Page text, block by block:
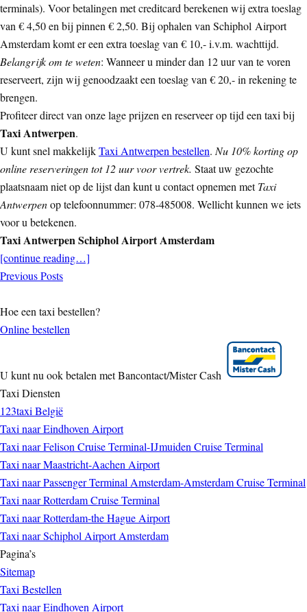
terminals). Voor betalingen met creditcard berekenen wij extra toeslag
van € 4,50 en bij pinnen € 2,50. Bij ophalen van Schiphol Airport
Amsterdam komt er een extra toeslag van € 10,- i.v.m. wachttijd.
Belangrijk om te weten: Wanneer u minder dan 12 uur van te voren
reserveert, zijn wij genoodzaakt een toeslag van € 20,- in rekening te
brengen.
Profiteer direct van onze lage prijzen en reserveer op tijd een taxi bij
Taxi Antwerpen.
U kunt snel makkelijkTaxi Antwerpen bestellen. Nu 10% korting op
online reserveringen tot 12 uur voor vertrek. Staat uw gezochte
plaatsnaam niet op de lijst dan kunt u contact opnemen metTaxi
Antwerpenop telefoonnummer: 078-485008. Wellicht kunnen we iets
voor u betekenen.
Taxi Antwerpen Schiphol Airport Amsterdam
[continue reading…]
Previous Posts
Hoe een taxi bestellen?
Online bestellen
U kunt nu ook betalen met Bancontact/Mister Cash
Taxi Diensten
123taxi België
Taxi naar Eindhoven Airport
Taxi naar Felison Cruise Terminal-IJmuiden Cruise Terminal
Taxi naar Maastricht-Aachen Airport
Taxi naar Passenger Terminal Amsterdam-Amsterdam Cruise Terminal
Taxi naar Rotterdam Cruise Terminal
Taxi naar Rotterdam-the Hague Airport
Taxi naar Schiphol Airport Amsterdam
Pagina’s
Sitemap
Taxi Bestellen
Taxi naar Eindhoven Airport